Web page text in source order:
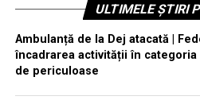
ULTIMELE ȘTIRI
Ambulanță de la Dej atacată |
încadrarea activității în
de periculoase